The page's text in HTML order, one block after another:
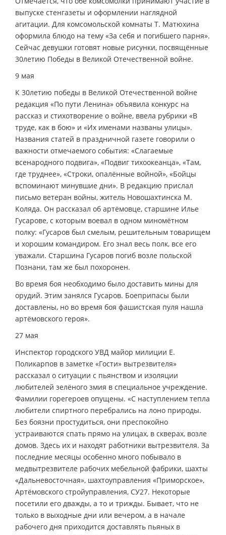
выпуске стенгазеты и оформлении наглядной
агитации. Для комсомольской комнаты Т. Матюхина
оформила блюдо на тему «За себя и погибшего парня».
Сейчас девушки готовят новые рисунки, посвящённые
30­летию Победы в Великой Отечественной войне.
9 мая
К 30­летию победы в Великой Отечественной войне
редакция «По пути Ленина» объявила конкурс на
рассказ и стихотворение о войне, ввела рубрики «В
труде, как в бою» и «Их именами названы улицы».
Названия статей в праздничной газете говорили о
важности отмечаемого события: «Слагаемые
всенародного подвига», «Подвиг тихоокеанца», «Там,
где труднее», «Строки, опалённые войной», «Бойцы
вспоминают минувшие дни». В редакцию прислал
письмо ветеран войны, житель Новошахтинска М.
Коляда. Он рассказал об артёмовце, старшине Илье
Гусарове, с которым воевал в одном миномётном
полку: «Гусаров был смелым, решительным товарищем
и хорошим командиром. Его знал весь полк, все его
уважали. Старшина Гусаров погиб возле польской
Познани, там же был похоронен.
Во время боя необходимо было доставить мины для
орудий. Этим занялся Гусаров. Боеприпасы были
доставлены, но во время боя фашистская пуля нашла
артёмовского героя».
27 мая
Инспектор городского УВД майор милиции Е.
Поликарпов в заметке «Гости» вытрезвителя»
рассказал о ситуации с пьянством и изоляции
любителей зелёного змия в специальное учреждение.
Фамилии горе­героев опущены. «С наступлением тепла
любители спиртного перебрались на лоно природы.
Без боязни простудиться, они преспокойно
устраиваются спать прямо на улицах, в скверах, возле
домов. Здесь их и находят работники вытрезвителя. За
последние месяцы особенно много побывало в
медвытрезвителе рабочих мебельной фабрики, шахты
«Дальневосточная», шахтоуправления «Приморское»,
Артёмовского стройуправления, СУ­27. Некоторые
посетили его дважды, а то и трижды. Бывает, что не
только в выходные дни или вечером, а в начале
рабочего дня приходится доставлять пьяных в